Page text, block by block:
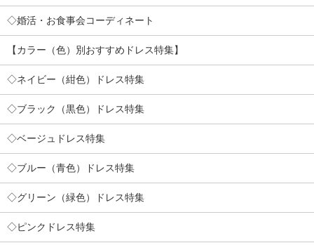
◇婚活・お食事会コーディネート
【カラー（色）別おすすめドレス特集】
◇ネイビー（紺色）ドレス特集
◇ブラック（黒色）ドレス特集
◇ベージュドレス特集
◇ブルー（青色）ドレス特集
◇グリーン（緑色）ドレス特集
◇ピンクドレス特集